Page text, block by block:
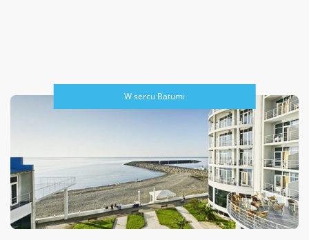
W sercu Batumi